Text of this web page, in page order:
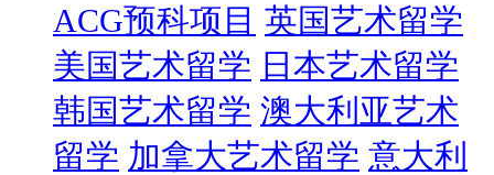
ACG预科项目 英国艺术留学
美国艺术留学 日本艺术留学
韩国艺术留学 澳大利亚艺术
留学 加拿大艺术留学 意大利